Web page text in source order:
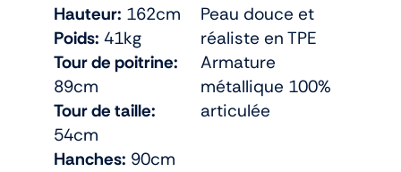
Hauteur: 162cm
Poids: 41kg
Tour de poitrine:
89cm
Tour de taille:
54cm
Hanches: 90cm
Peau douce et
réaliste en TPE
Armature
métallique 100%
articulée